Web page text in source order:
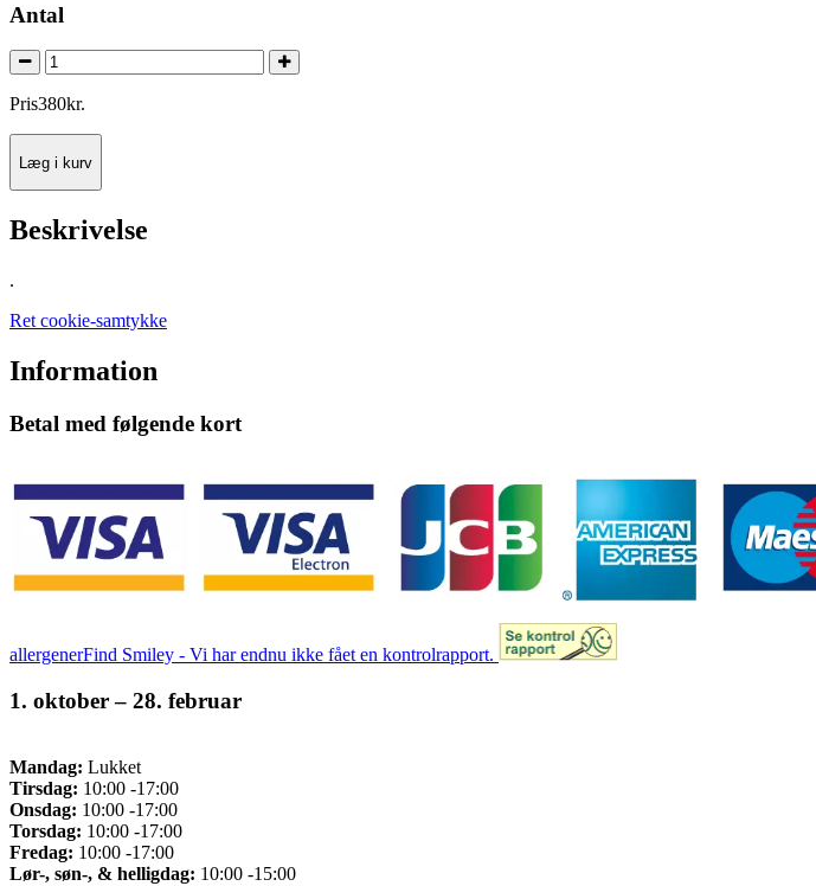
Antal
Pris380kr.
Læg i kurv
Beskrivelse
.
Ret cookie-samtykke
Information
Betal med følgende kort
allergenerFind Smiley - Vi har endnu ikke fået en kontrolrapport.
1. oktober – 28. februar
Mandag: Lukket
Tirsdag: 10:00 -17:00
Onsdag: 10:00 -17:00
Torsdag: 10:00 -17:00
Fredag: 10:00 -17:00
Lør-, søn-, & helligdag: 10:00 -15:00